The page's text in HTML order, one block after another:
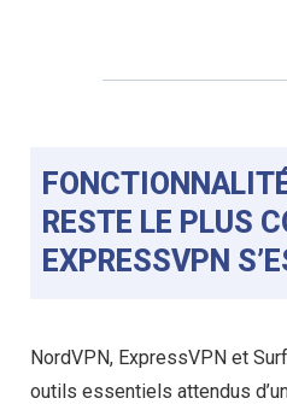
RESTE LE PLUS
EXPRESSVPN
NordVPN, ExpressVPN et
outils essentiels attendus